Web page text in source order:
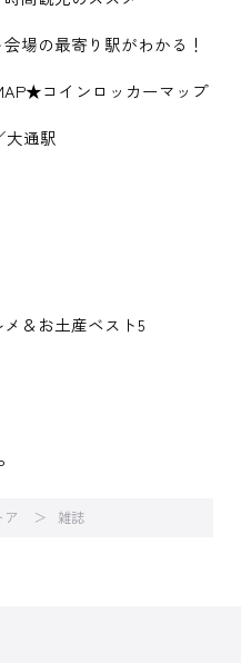
場の最寄り駅がわかる！
コインロッカーマップ
大通駅
＆お土産ベスト5
ア 雑誌